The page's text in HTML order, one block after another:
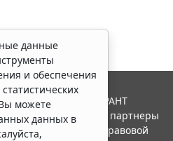
данные
и обеспечения
можете
данных в
2026. Система ГАРАНТ
"Гарант" и ее партнеры
ассоциации правовой